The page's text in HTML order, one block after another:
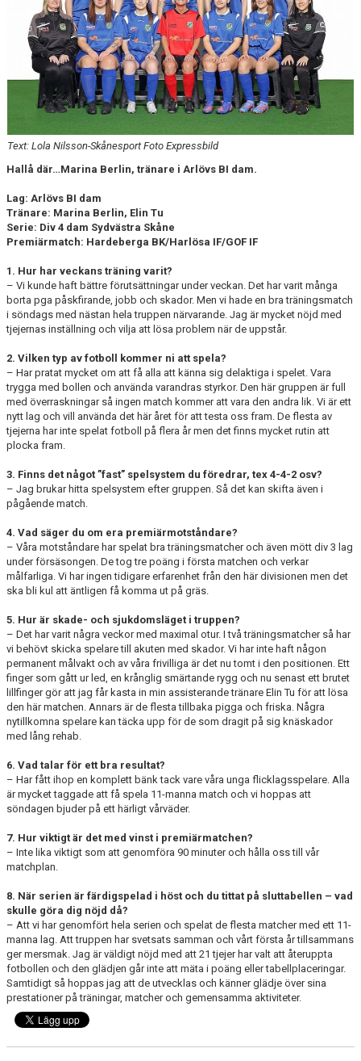
KALENDER
GDPR
MATCHER
VÅRA KLUBBKLÄDER
HITTA HIT
Text: Lola Nilsson-Skånesport Foto Expressbild
Hallå där…Marina Berlin, tränare i Arlövs BI dam.
Lag: Arlövs BI dam
Tränare: Marina Berlin, Elin Tu
Serie: Div 4 dam Sydvästra Skåne
Premiärmatch: Hardeberga BK/Harlösa IF/GOF IF
1. Hur har veckans träning varit?
– Vi kunde haft bättre förutsättningar under veckan. Det har varit många
borta pga påskfirande, jobb och skador. Men vi hade en bra träningsmatch
i söndags med nästan hela truppen närvarande. Jag är mycket nöjd med
tjejernas inställning och vilja att lösa problem när de uppstår.
2. Vilken typ av fotboll kommer ni att spela?
– Har pratat mycket om att få alla att känna sig delaktiga i spelet. Vara
trygga med bollen och använda varandras styrkor. Den här gruppen är full
med överraskningar så ingen match kommer att vara den andra lik. Vi är ett
nytt lag och vill använda det här året för att testa oss fram. De flesta av
tjejerna har inte spelat fotboll på flera år men det finns mycket rutin att
plocka fram.
3. Finns det något ”fast” spelsystem du föredrar, tex 4-4-2 osv?
– Jag brukar hitta spelsystem efter gruppen. Så det kan skifta även i
pågående match.
4. Vad säger du om era premiärmotståndare?
– Våra motståndare har spelat bra träningsmatcher och även mött div 3 lag
under försäsongen. De tog tre poäng i första matchen och verkar
målfarliga. Vi har ingen tidigare erfarenhet från den här divisionen men det
ska bli kul att äntligen få komma ut på gräs.
5. Hur är skade- och sjukdomsläget i truppen?
– Det har varit några veckor med maximal otur. I två träningsmatcher så har
vi behövt skicka spelare till akuten med skador. Vi har inte haft någon
permanent målvakt och av våra frivilliga är det nu tomt i den positionen. Ett
finger som gått ur led, en krånglig smärtande rygg och nu senast ett brutet
lillfinger gör att jag får kasta in min assisterande tränare Elin Tu för att lösa
den här matchen. Annars är de flesta tillbaka pigga och friska. Några
nytillkomna spelare kan täcka upp för de som dragit på sig knäskador
med lång rehab.
6. Vad talar för ett bra resultat?
– Har fått ihop en komplett bänk tack vare våra unga flicklagsspelare. Alla
är mycket taggade att få spela 11-manna match och vi hoppas att
söndagen bjuder på ett härligt vårväder.
7. Hur viktigt är det med vinst i premiärmatchen?
– Inte lika viktigt som att genomföra 90 minuter och hålla oss till vår
matchplan.
8. När serien är färdigspelad i höst och du tittat på sluttabellen – vad
skulle göra dig nöjd då?
– Att vi har genomfört hela serien och spelat de flesta matcher med ett 11-
manna lag. Att truppen har svetsats samman och vårt första år tillsammans
ger mersmak. Jag är väldigt nöjd med att 21 tjejer har valt att återuppta
fotbollen och den glädjen går inte att mäta i poäng eller tabellplaceringar.
Samtidigt så hoppas jag att de utvecklas och känner glädje över sina
prestationer på träningar, matcher och gemensamma aktiviteter.